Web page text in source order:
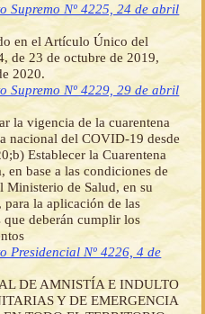
Supremo Nº 4225, 24 de abril
en el Artículo Único del
de 23 de octubre de 2019,
2020.
Supremo Nº 4229, 29 de abril
la vigencia de la cuarentena
nacional del COVID-19 desde
Establecer la Cuarentena
base a las condiciones de
Ministerio de Salud, en su
para la aplicación de las
que deberán cumplir los
Presidencial Nº 4226, 4 de
DE AMNISTÍA E INDULTO
Y DE EMERGENCIA